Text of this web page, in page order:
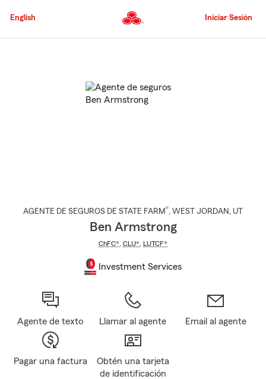
al
principal
English Iniciar Sesión
AGENTE DE SEGUROS DE STATE FARM®, WEST JORDAN , UT
Ben Armstrong
ChFC® CLU® LUTCF®
Investment Services
Agente de texto Llamar al agente Email al agente
Pagar una factura
Obtén una tarjeta
de identificación